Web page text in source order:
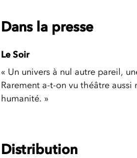
Dans la presse
Le Soir
« Un univers à nul autre pareil,
Rarement a-t-on vu théâtre
humanité. »
Distribution